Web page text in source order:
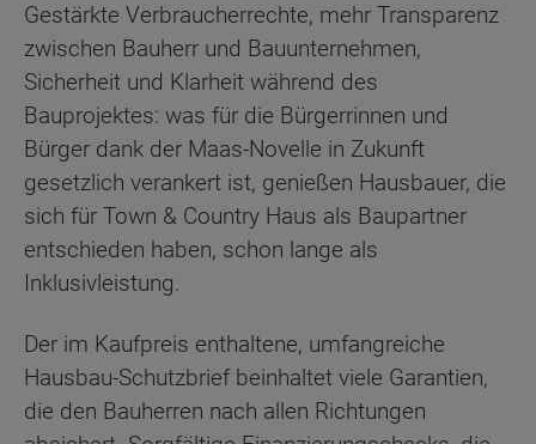
Gestärkte Verbraucherrechte, mehr Transparenz
zwischen Bauherr und Bauunternehmen,
Sicherheit und Klarheit während des
Bauprojektes: was für die Bürgerrinnen und
Bürger dank der Maas-Novelle in Zukunft
gesetzlich verankert ist, genießen Hausbauer, die
sich für Town & Country Haus als Baupartner
entschieden haben, schon lange als
Inklusivleistung.
Der im Kaufpreis enthaltene, umfangreiche
Hausbau-Schutzbrief beinhaltet viele Garantien,
die den Bauherren nach allen Richtungen